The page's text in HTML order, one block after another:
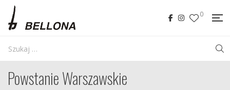
0
Powstanie Warszawskie